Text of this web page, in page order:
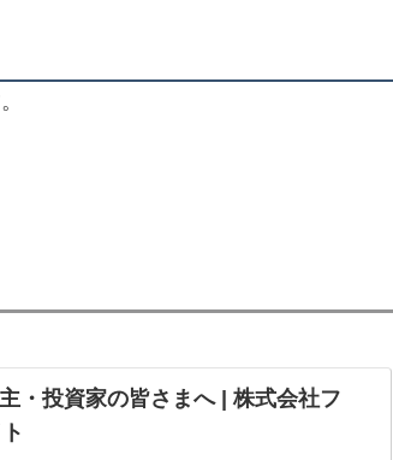
・投資家の皆さまへ | 株式会社フ